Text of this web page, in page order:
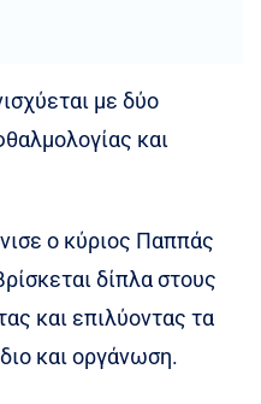
με δύο
και
ο κύριος Παππάς
δίπλα στους
και επιλύοντας τα
και οργάνωση.